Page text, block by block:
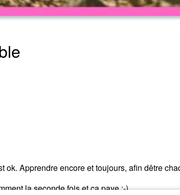
ok. Apprendre encore et toujours, afin dêtre
la seconde fois et ça paye ;-)